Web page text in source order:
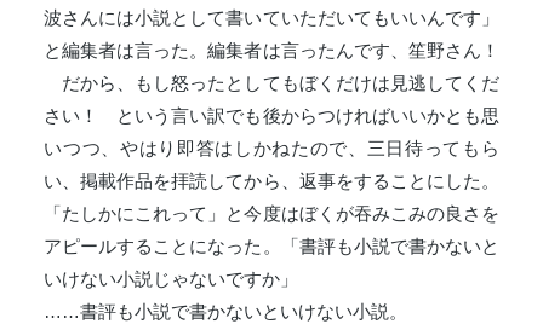
波さんには小説として書いていただいてもいいんです」
と編集者は言った。編集者は言ったんです、笙野さん！
だから、もし怒ったとしてもぼくだけは見逃してくだ
さい！ という言い訳でも後からつければいいかとも思
いつつ、やはり即答はしかねたので、三日待ってもら
い、掲載作品を拝読してから、返事をすることにした。
「たしかにこれって」と今度はぼくが吞みこみの良さを
アピールすることになった。「書評も小説で書かないと
いけない小説じゃないですか」
……書評も小説で書かないといけない小説。